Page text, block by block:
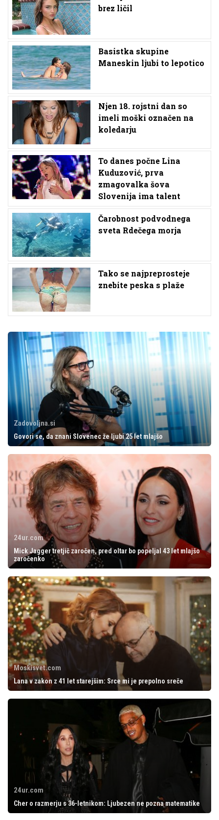
brez ličil
Basistka skupine
Maneskin ljubi to lepotico
Njen 18. rojstni dan so
imeli moški označen na
koledarju
To danes počne Lina
Kuduzović, prva
zmagovalka šova
Slovenija ima talent
Čarobnost podvodnega
sveta Rdečega morja
Tako se najpreprosteje
znebite peska s plaže
Zadovoljna.si
Govori se, da znani Slovenec že ljubi 25 let mlajšo
24ur.com
Mick Jagger tretjič zaročen, pred oltar bo popeljal 43 let mlajšo
zaročenko
Moskisvet.com
Lana v zakon z 41 let starejšim: Srce mi je prepolno sreče
24ur.com
Cher o razmerju s 36-letnikom: Ljubezen ne pozna matematike